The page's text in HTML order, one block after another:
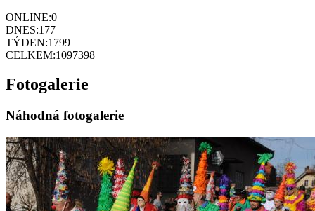
ONLINE:0
DNES:177
TÝDEN:1799
CELKEM:1097398
Fotogalerie
Náhodná fotogalerie